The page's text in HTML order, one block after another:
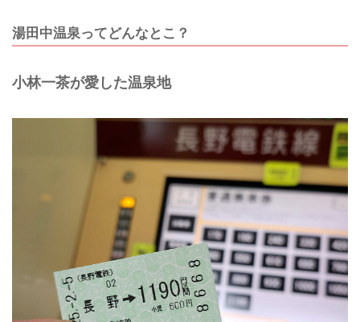
湯田中温泉ってどんなとこ？
小林一茶が愛した温泉地